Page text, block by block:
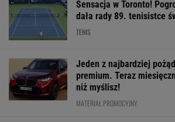
Sensacja w Toronto!
dała rady 89. tenisistce
TENIS
Jeden z najbardziej
premium. Teraz
niż myślisz!
MATERIAŁ PROMOCYJNY